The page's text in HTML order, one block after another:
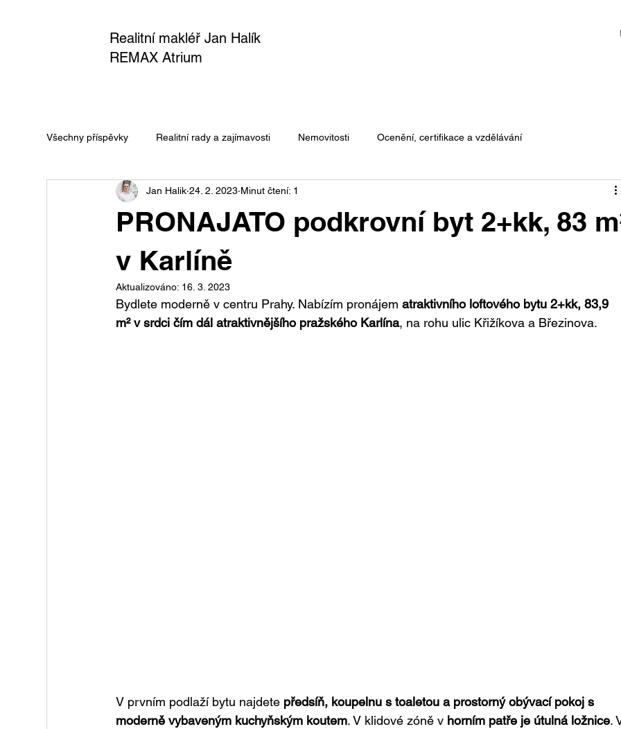
Realitní makléř Jan Halík
REMAX Atrium
Všechny příspěvky Realitní rady a zajímavosti Nemovitosti Ocenění, certifikace a vzdělávání
PRONAJATO podkrovní byt 2+kk, 83
v Karlíně
Jan Halik 24. 2. 2023 Minut čtení: 1
Aktualizováno: 16. 3. 2023
Bydlete moderně v centru Prahy. Nabízím pronájem atraktivního loftového bytu 2+kk, 83,9
m² v srdci čím dál atraktivnějšího pražského Karlína, na rohu ulic Křižíkova a Březinova.
V prvním podlaží bytu najdete předsíň, koupelnu s toaletou a prostorný obývací pokoj s
moderně vybaveným kuchyňským koutem. V klidové zóně v horním patře je útulná ložnice.